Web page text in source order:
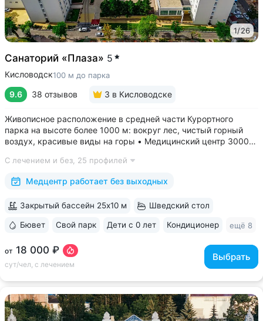
1/26
Санаторий «Плаза» 5
Кисловодск100 м до парка
9.6 38 отзывов 3 в Кисловодске
Живописное расположение в средней части Курортного
парка на высоте более 1000 м: вокруг лес, чистый горный
воздух, красивые виды на горы • Медицинский центр 3000
квалификации • Более 1000 видов диагностики и ДНК-
исследований. Есть диагностика...
С лечением и без, 25 профилей
Медцентр работает без выходных
от 18 000 ₽
сут/чел, с лечением
Выбрать
Закрытый бассейн 25x10 м Шведский стол
Бювет Свой парк Дети с 0 лет Кондиционер ещё 8